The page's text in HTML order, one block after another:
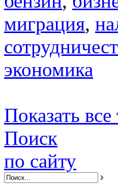
миграция,
экономика
Показать все
Поиск
по сайту